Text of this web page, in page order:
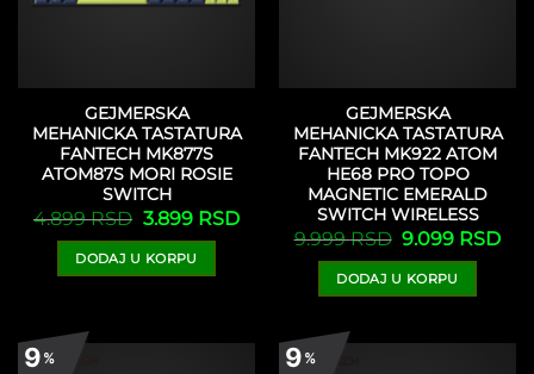
GEJMERSKA
MEHANICKA TASTATURA
FANTECH MK877S
ATOM87S MORI ROSIE
SWITCH
4.899RSD Originalna
cena
je
bila:
4.899 RSD.
3.899 RSDTrenutna
cena
3.899 RSD.
DODAJ U KORPU
GEJMERSKA
MEHANICKA TASTATURA
FANTECH MK922 ATOM
HE68 PRO TOPO
MAGNETIC EMERALD
SWITCH WIRELESS
9.999RSD Originalna
cena
je
bila:
9.999 RSD.
9.099 RSD
DODAJ U KORPU
9% 9%